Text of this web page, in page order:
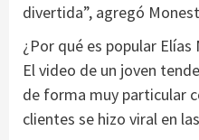
divertida”, agregó
¿Por qué es popular Elías
El video de un joven
de forma muy particular
clientes se hizo viral en